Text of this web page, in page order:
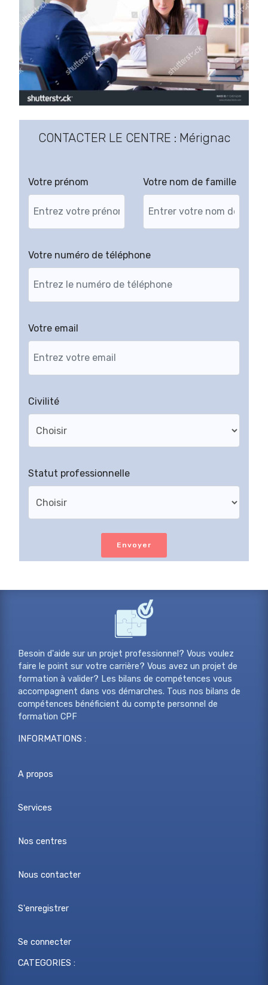
CONTACTER LE CENTRE : Mérignac
Votre prénom Votre nom de famille
Votre numéro de téléphone
Votre email
Civilité
Statut professionnelle
Envoyer
Besoin d'aide sur un projet professionnel? Vous voulez
faire le point sur votre carrière? Vous avez un projet de
formation à valider? Les bilans de compétences vous
accompagnent dans vos démarches. Tous nos bilans de
compétences bénéficient du compte personnel de
formation CPF
INFORMATIONS :
A propos
Services
Nos centres
Nous contacter
S'enregistrer
Se connecter
CATEGORIES :